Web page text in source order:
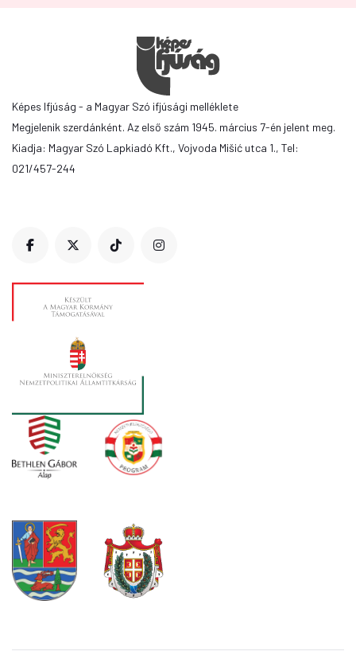
Képes Ifjúság - a Magyar Szó ifjúsági melléklete
Megjelenik szerdánként. Az első szám 1945. március 7-én jelent meg.
Kiadja: Magyar Szó Lapkiadó Kft., Vojvoda Mišić utca 1., Tel:
021/457-244